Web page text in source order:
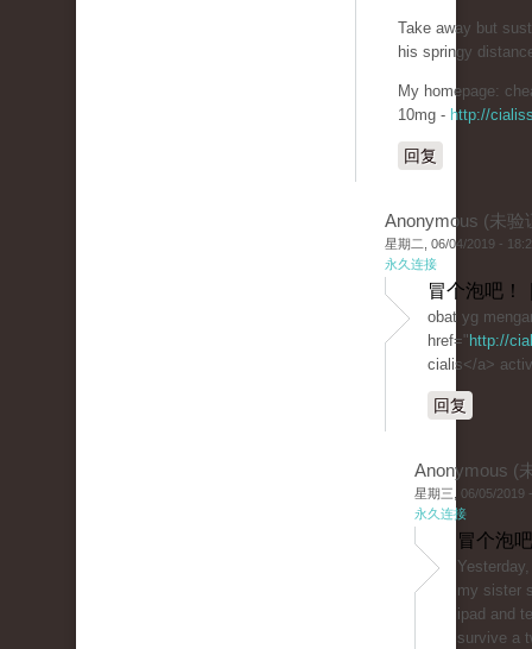
Take away but
his springy
My homepage:
10mg - http://
回复
Anonymous (未验
星期二, 06/04/2019 -
永久连接
冒个泡吧！
obat yg
href=" http://
cialis</a>
回复
Anonymous (
星期三, 06/05/2019
永久连接
冒个泡
my sister
ipad and
survive a